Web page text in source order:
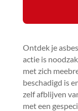
Ontdek je
actie is
met zich
beschadigd is
zelf afblijven
met een